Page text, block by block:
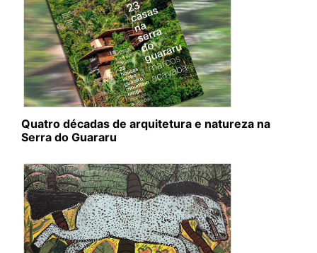
Quatro décadas de arquitetura e natureza na
Serra do Guararu